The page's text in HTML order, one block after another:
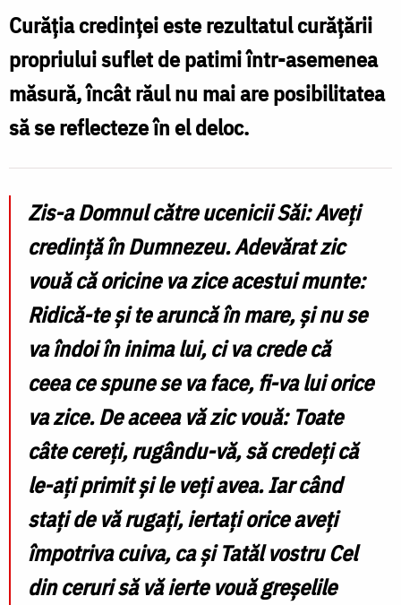
munții
e
însoțită
de
uitarea
răului
/
Foto:
Crina
Curăția credinței este rezultatul curățării
propriului suflet de patimi într-asemenea
măsură, încât răul nu mai are posibilitatea
să se reflecteze în el deloc.
Zis-a Domnul către ucenicii Săi: Aveți
credință în Dumnezeu. Adevărat zic
vouă că oricine va zice acestui munte:
Ridică-te și te aruncă în mare, și nu se
va îndoi în inima lui, ci va crede că
ceea ce spune se va face, fi-va lui orice
va zice. De aceea vă zic vouă: Toate
câte cereți, rugându-vă, să credeți că
le-ați primit și le veți avea. Iar când
stați de vă rugați, iertați orice aveți
împotriva cuiva, ca și Tatăl vostru Cel
din ceruri să vă ierte vouă greșelile